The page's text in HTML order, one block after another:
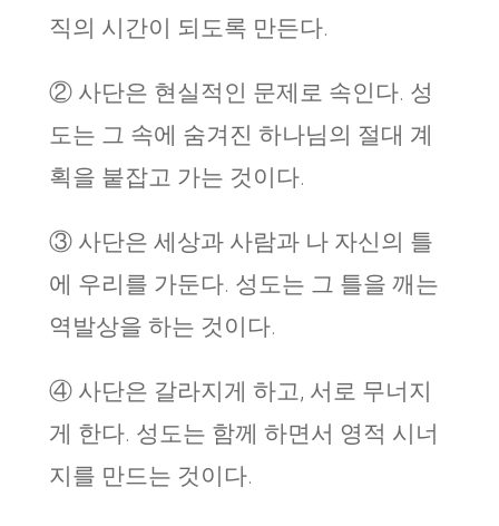
직의 시간이 되도록 만든다.
② 사단은 현실적인 문제로 속인다. 성
도는 그 속에 숨겨진 하나님의 절대 계
획을 붙잡고 가는 것이다.
③ 사단은 세상과 사람과 나 자신의 틀
에 우리를 가둔다. 성도는 그 틀을 깨는
역발상을 하는 것이다.
④ 사단은 갈라지게 하고, 서로 무너지
게 한다. 성도는 함께 하면서 영적 시너
지를 만드는 것이다.